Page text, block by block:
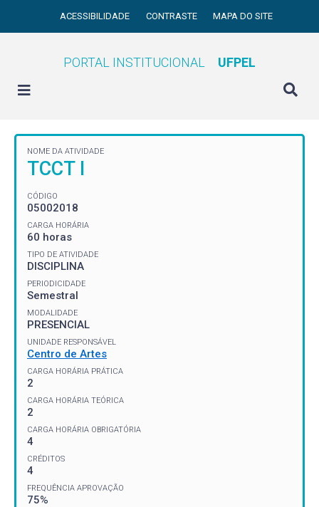
ACESSIBILIDADE CONTRASTE MAPA DO SITE
PORTAL INSTITUCIONAL UFPEL
NOME DA ATIVIDADE
TCCT I
CÓDIGO
05002018
CARGA HORÁRIA
60 horas
TIPO DE ATIVIDADE
DISCIPLINA
PERIODICIDADE
Semestral
MODALIDADE
PRESENCIAL
UNIDADE RESPONSÁVEL
Centro de Artes
CARGA HORÁRIA PRÁTICA
2
CARGA HORÁRIA TEÓRICA
2
CARGA HORÁRIA OBRIGATÓRIA
4
CRÉDITOS
4
FREQUÊNCIA APROVAÇÃO
75%